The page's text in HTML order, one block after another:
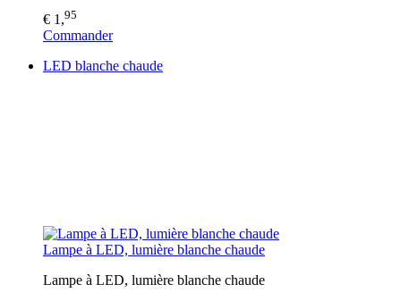
€ 1,95
Commander
LED blanche chaude
Lampe à LED, lumière blanche chaude
Lampe à LED, lumière blanche chaude